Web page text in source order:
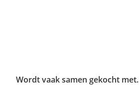
Wordt vaak samen gekocht met.